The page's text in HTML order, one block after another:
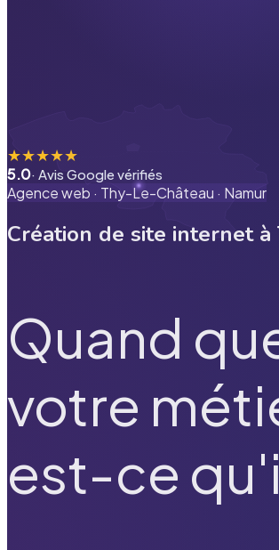
★★★★★
5.0· Avis Google vérifiés
Agence web · Thy-Le-Château · Namur
Création de site internet à
Quand
votre
est-ce